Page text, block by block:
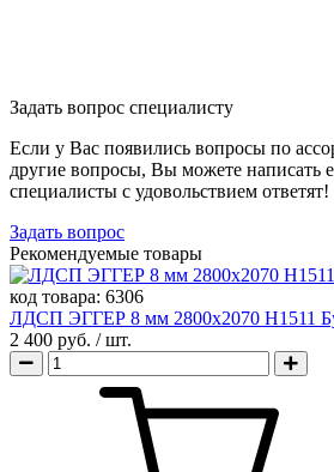
Задать вопрос специалисту
Если у Вас появились вопросы по
другие вопросы, Вы можете написать
специалисты с удовольствием ответят!
Задать вопрос
Рекомендуемые товары
код товара: 6306
ЛДСП ЭГГЕР 8 мм 2800х2070 H1511
2 400 руб. / шт.